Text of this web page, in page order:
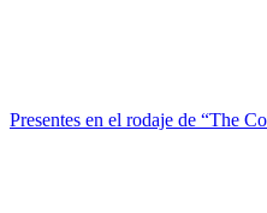
Presentes en el rodaje de “The